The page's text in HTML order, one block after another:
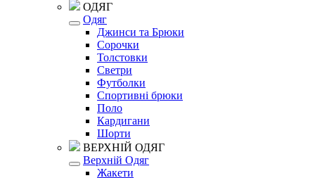
ОДЯГ
Одяг
Джинси та Брюки
Сорочки
Толстовки
Светри
Футболки
Спортивні брюки
Поло
Кардигани
Шорти
ВЕРХНІЙ ОДЯГ
Верхній Одяг
Жакети